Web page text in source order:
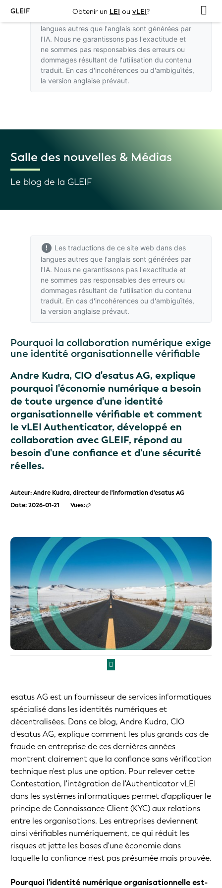
GLEIF Obtenir un LEI ou vLEI?
Les traductions de ce site web dans des
langues autres que l'anglais sont générées par
l'IA. Nous ne garantissons pas l'exactitude et
ne sommes pas responsables des erreurs ou
dommages résultant de l'utilisation du contenu
traduit. En cas d'incohérences ou d'ambiguïtés,
la version anglaise prévaut.
Salle des nouvelles & Médias
Le blog de la GLEIF
Les traductions de ce site web dans des
langues autres que l'anglais sont générées par
l'IA. Nous ne garantissons pas l'exactitude et
ne sommes pas responsables des erreurs ou
dommages résultant de l'utilisation du contenu
traduit. En cas d'incohérences ou d'ambiguïtés,
la version anglaise prévaut.
Pourquoi la collaboration numérique exige
une identité organisationnelle vérifiable
Andre Kudra, CIO d'esatus AG, explique
pourquoi l'économie numérique a besoin
de toute urgence d'une identité
organisationnelle vérifiable et comment
le vLEI Authenticator, développé en
collaboration avec GLEIF, répond au
besoin d'une confiance et d'une sécurité
réelles.
Auteur: Andre Kudra, directeur de l'information d'esatus AG
Date: 2026-01-21
Vues:
esatus AG est un fournisseur de services informatiques
spécialisé dans les identités numériques et
décentralisées. Dans ce blog, Andre Kudra, CIO
d'esatus AG, explique comment les plus grands cas de
fraude en entreprise de ces dernières années
montrent clairement que la confiance sans vérification
technique n'est plus une option. Pour relever cette
Contestation, l'intégration de l'Authenticator vLEI
dans les systèmes informatiques permet d'appliquer le
principe de Connaissance Client (KYC) aux relations
entre les organisations. Les entreprises deviennent
ainsi vérifiables numériquement, ce qui réduit les
risques et jette les bases d'une économie dans
laquelle la confiance n'est pas présumée mais prouvée.
Pourquoi l'identité numérique organisationnelle est-